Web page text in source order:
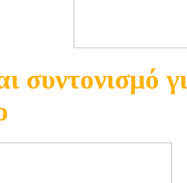
συντονισμό